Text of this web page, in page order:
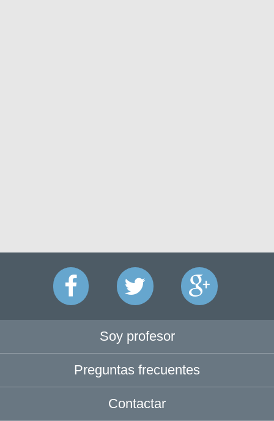
Soy profesor
Preguntas frecuentes
Contactar